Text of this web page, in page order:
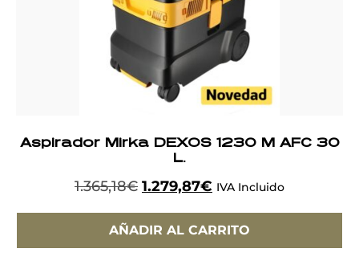
Aspirador Mirka DEXOS 1230 M AFC 30
L.
1.365,18€ 1.279,87€ IVA Incluido
AÑADIR AL CARRITO